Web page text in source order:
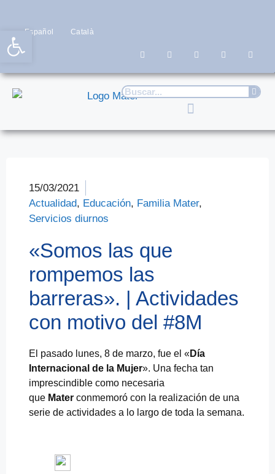
Español Català
15/03/2021
Actualidad, Educación, Familia Mater,
Servicios diurnos
«Somos las que
rompemos las
barreras». | Actividades
con motivo del #8M
El pasado lunes, 8 de marzo, fue el «Día
Internacional de la Mujer». Una fecha tan
imprescindible como necesaria
que Mater conmemoró con la realización de una
serie de actividades a lo largo de toda la semana.
Abrir barra de herramientas